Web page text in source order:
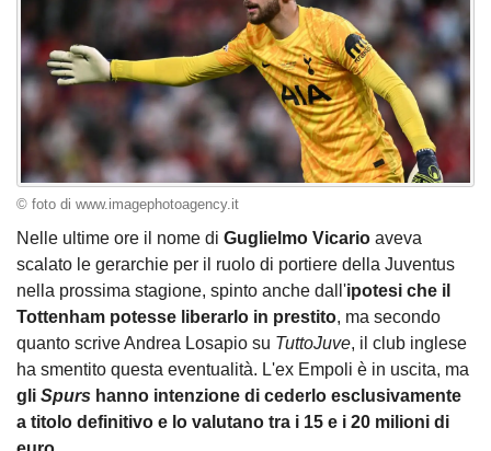
© foto di www.imagephotoagency.it
Nelle ultime ore il nome di Guglielmo Vicario aveva
scalato le gerarchie per il ruolo di portiere della Juventus
nella prossima stagione, spinto anche dall'ipotesi che il
Tottenham potesse liberarlo in prestito, ma secondo
quanto scrive Andrea Losapio su TuttoJuve, il club inglese
ha smentito questa eventualità. L'ex Empoli è in uscita, ma
gli Spurs hanno intenzione di cederlo esclusivamente
a titolo definitivo e lo valutano tra i 15 e i 20 milioni di